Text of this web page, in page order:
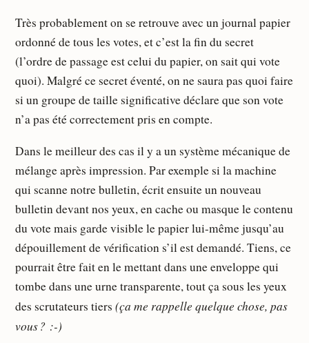
Très probablement on se retrouve avec un journal papier
ordonné de tous les votes, et c’est la fin du secret
(l’ordre de passage est celui du papier, on sait qui vote
quoi). Malgré ce secret éventé, on ne saura pas quoi faire
si un groupe de taille significative déclare que son vote
n’a pas été correctement pris en compte.
Dans le meilleur des cas il y a un système mécanique de
mélange après impression. Par exemple si la machine
qui scanne notre bulletin, écrit ensuite un nouveau
bulletin devant nos yeux, en cache ou masque le contenu
du vote mais garde visible le papier lui-même jusqu’au
dépouillement de vérification s’il est demandé. Tiens, ce
pourrait être fait en le mettant dans une enveloppe qui
tombe dans une urne transparente, tout ça sous les yeux
des scrutateurs tiers(ça me rappelle quelque chose, pas
vous ? :-)